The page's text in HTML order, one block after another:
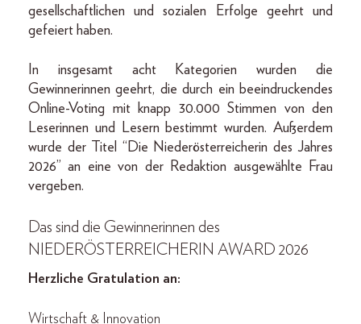
gesellschaftlichen und sozialen Erfolge geehrt und
gefeiert haben.
In insgesamt acht Kategorien wurden die
Gewinnerinnen geehrt, die durch ein beeindruckendes
Online-Voting mit knapp 30.000 Stimmen von den
Leserinnen und Lesern bestimmt wurden. Außerdem
wurde der Titel “Die Niederösterreicherin des Jahres
2026” an eine von der Redaktion ausgewählte Frau
vergeben.
Das sind die Gewinnerinnen des
NIEDERÖSTERREICHERIN AWARD 2026
Herzliche Gratulation an:
Wirtschaft & Innovation